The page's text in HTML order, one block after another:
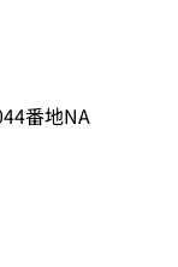
番地NA